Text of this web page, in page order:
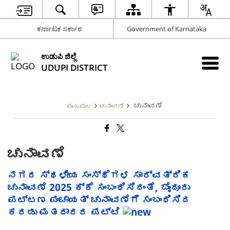
ಕರ್ನಾಟಕ ಸರ್ಕಾರ Government of Karnataka
ಉಡುಪಿ ಜಿಲ್ಲೆ
UDUPI DISTRICT
ಮುಖಪುಟ ಚುನಾವಣೆ ಚುನಾವಣೆ
ಚುನಾವಣೆ
ನಗರ ಸ್ಥಳೀಯ ಸಂಸ್ಥೆಗಳ ಸಾರ್ವತ್ರಿಕ
ಚುನಾವಣೆ 2025 ಕ್ಕೆ ಸಂಬಂಧಿಸಿದಂತೆ, ಬೈಂದೂರು
ಪಟ್ಟಣ ಪಂಚಾಯತ್ ಚುನಾವಣೆಗೆ ಸಂಬಂಧಿಸಿದ
ಕರಡು ಮತದಾರರ ಪಟ್ಟಿ